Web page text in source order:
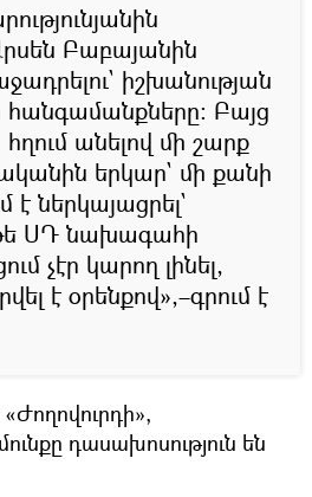
Բաբայանին
իշխանության
հանգամանքները։ Բայց
հղում անելով մի շարք
երկար` մի քանի
ներկայացրել`
ՍԴ նախագահի
չէր կարող լինել,
է օրենքով»,–գրում է
դասախոսություն են